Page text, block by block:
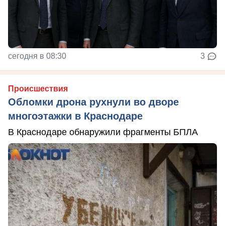
сегодня в 08:30 3
Происшествия
Обломки дрона рухнули во дворе
многоэтажки в Краснодаре
В Краснодаре обнаружили фрагменты БПЛА